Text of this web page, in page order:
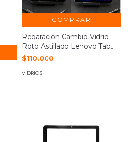
COMPRAR
Reparación Cambio Vidrio
Roto Astillado Lenovo Tab
Plus Tb 351fu
$110.000
VIDRIOS